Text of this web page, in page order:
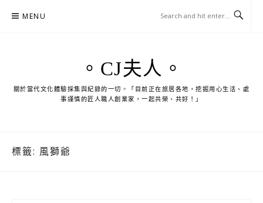
MENU
。CJ夫人。
關於當代文化體驗採集與紀錄的一切。「目前正在旅居各地，挖掘用心生活、處
事謹慎的匠人職人創業家，一起共榮、共好！」
標籤: 風獅爺